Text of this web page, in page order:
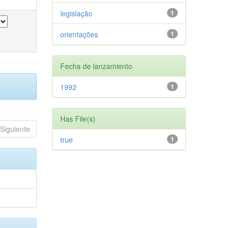
Siguiente
1
legislação
1
orientações
Fecha de lanzamiento
1
1992
Has File(s)
1
true